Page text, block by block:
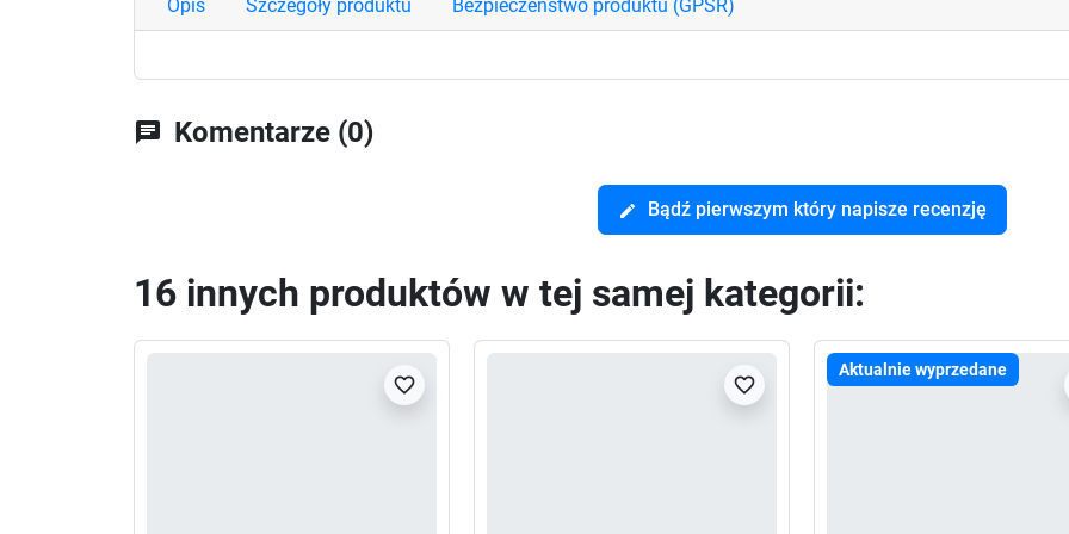
Opis Szczegóły produktu Bezpieczeństwo produktu (GPSR)
chat Komentarze (0)
edit Bądź pierwszym który napisze recenzję
16 innych produktów w tej samej kategorii:
favorite_border favorite_border
Aktualnie wyprzedane